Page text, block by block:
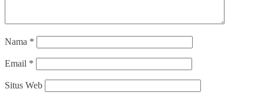
Nama *
Email *
Situs Web